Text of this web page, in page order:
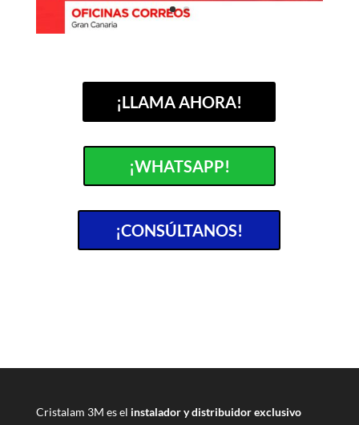
¡LLAMA AHORA!
¡WHATSAPP!
¡CONSÚLTANOS!
Cristalam 3M es el instalador y distribuidor exclusivo